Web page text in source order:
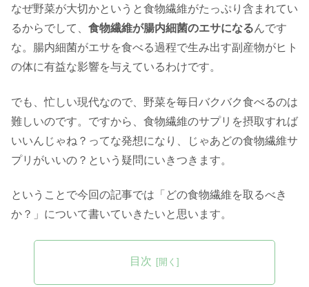
なぜ野菜が大切かというと食物繊維がたっぷり含まれてい
るからでして、 食物繊維が腸内細菌のエサになるんです
な。腸内細菌がエサを食べる過程で生み出す副産物がヒト
の体に有益な影響を与えているわけです。
でも、忙しい現代なので、野菜を毎日バクバク食べるのは
難しいのです。ですから、食物繊維のサプリを摂取すれば
いいんじゃね？ってな発想になり、じゃあどの食物繊維サ
プリがいいの？という疑問にいきつきます。
ということで今回の記事では「どの食物繊維を取るべき
か？」について書いていきたいと思います。
目次